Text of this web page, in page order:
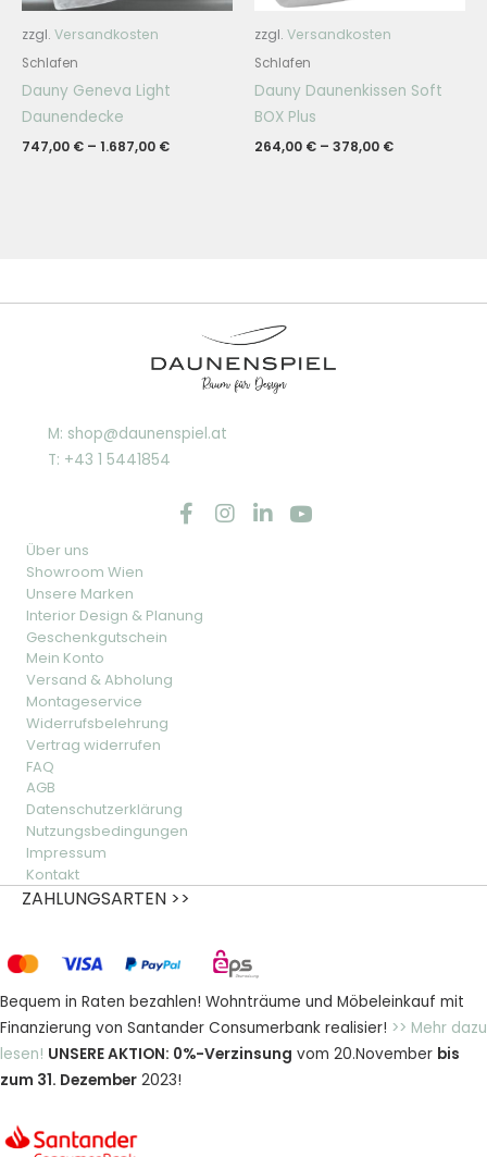
zzgl. Versandkosten
Schlafen
Dauny Geneva Light
Daunendecke
747,00 € – 1.687,00 €
zzgl. Versandkosten
Schlafen
Dauny Daunenkissen Soft
BOX Plus
264,00 € – 378,00 €
M: shop@daunenspiel.at
T: +43 1 5441854
Über uns
Showroom Wien
Unsere Marken
Interior Design & Planung
Geschenkgutschein
Mein Konto
Versand & Abholung
Montageservice
Widerrufsbelehrung
Vertrag widerrufen
FAQ
AGB
Datenschutzerklärung
Nutzungsbedingungen
Impressum
Kontakt
ZAHLUNGSARTEN >>
Bequem in Raten bezahlen! Wohnträume und Möbeleinkauf mit
Finanzierung von Santander Consumerbank realisier! >> Mehr dazu
lesen! UNSERE AKTION: 0%-Verzinsung vom 20.November bis
zum 31. Dezember 2023!